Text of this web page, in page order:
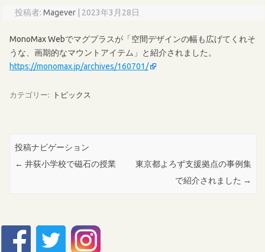
投稿者:Magever | 2023年3月28日
MonoMax Webでマグプラスが「空間デザインの幅も広げてくれそ
うな、画期的なマウントアイテム」と紹介されました。
https://monomax.jp/archives/160701/
カテゴリー: トピックス
投稿ナビゲーション
← 井荻小学校で磁石の授業
東京都よろず支援拠点の事例集
で紹介されました →